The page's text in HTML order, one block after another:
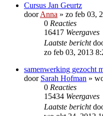
Cursus Jan Geurtz
doorAnna » zo feb 03,
0 Reacties
16417 Weergaves
Laatste bericht
zo feb 03, 2013
samenwerking gezocht
door Sarah Hofman »
0 Reacties
15434 Weergaves
Laatste bericht